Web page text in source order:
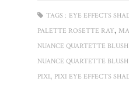
TAGS : EYE EFFECTS
PALETTE ROSETTE RAY,
NUANCE QUARTETTE
NUANCE QUARTETTE
PIXI, PIXI EYE EFFECTS